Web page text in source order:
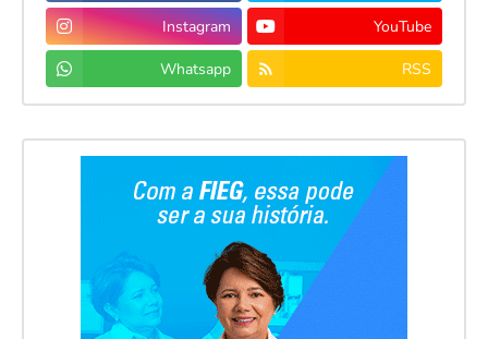
Instagram YouTube
Whatsapp RSS